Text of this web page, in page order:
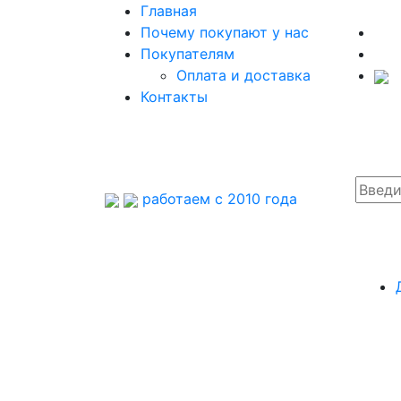
Главная
Почему покупают у нас
Покупателям
Оплата и доставка
Контакты
работаем с 2010 года